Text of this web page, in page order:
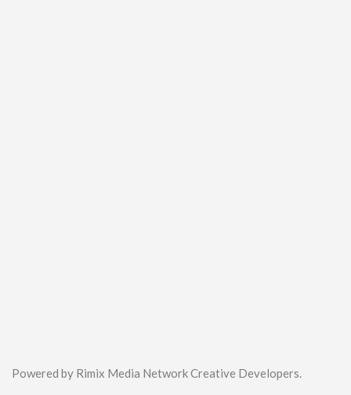
Powered by Rimix Media Network Creative Developers.